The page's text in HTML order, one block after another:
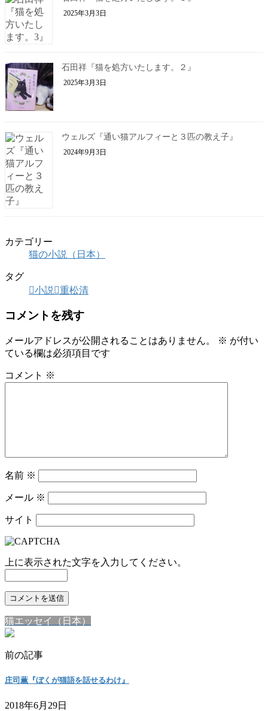
2025年3月3日
石田祥『猫を処方いたします。２』
2025年3月3日
ウェルズ『通い猫アルフィーと３匹の教え子』
2024年9月3日
カテゴリー
猫の小説（日本）
タグ
小説
重松清
コメントを残す
メールアドレスが公開されることはありません。 ※ が付い
ている欄は必須項目です
コメント ※
名前 ※
メール ※
サイト
上に表示された文字を入力してください。
猫エッセイ（日本）
前の記事
庄司薫『ぼくが猫語を話せるわけ』
2018年6月29日